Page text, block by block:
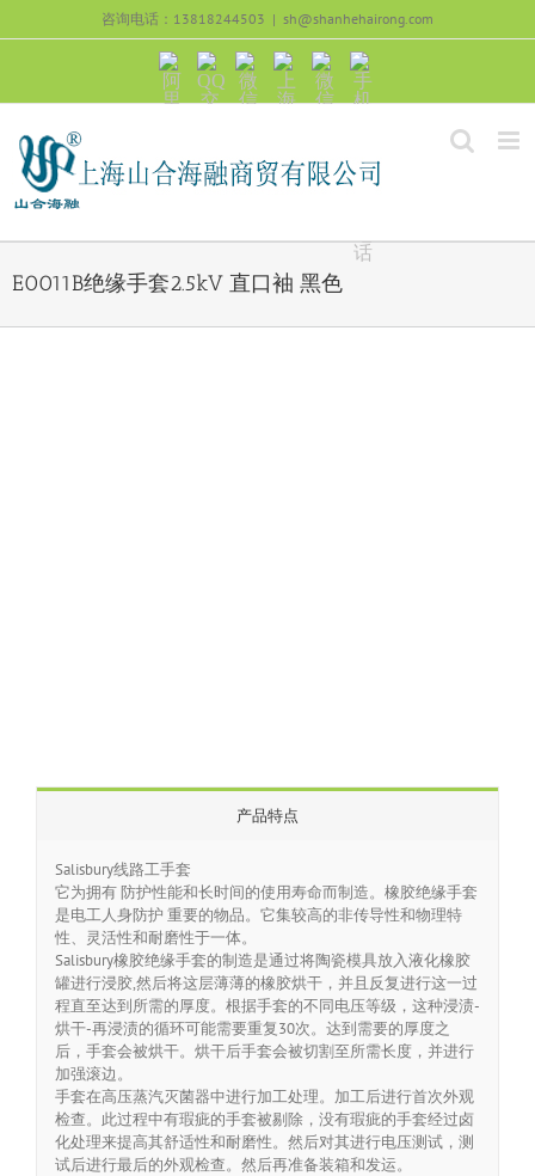
咨询电话：13818244503 | sh@shanhehairong.com
阿
里
通
QQ
交
微
信
shanhehairong
上
海
融
微
微
信
手
机
接
拨
话
E0011B绝缘手套2.5kV 直口袖 黑色
产品特点
Salisbury线路工手套
它为拥有 防护性能和长时间的使用寿命而制造。橡胶绝缘手套
是电工人身防护 重要的物品。它集较高的非传导性和物理特
性、灵活性和耐磨性于一体。
Salisbury橡胶绝缘手套的制造是通过将陶瓷模具放入液化橡胶
罐进行浸胶,然后将这层薄薄的橡胶烘干，并且反复进行这一过
程直至达到所需的厚度。根据手套的不同电压等级，这种浸渍-
烘干-再浸渍的循环可能需要重复30次。达到需要的厚度之
后，手套会被烘干。烘干后手套会被切割至所需长度，并进行
加强滚边。
手套在高压蒸汽灭菌器中进行加工处理。加工后进行首次外观
检查。此过程中有瑕疵的手套被剔除，没有瑕疵的手套经过卤
化处理来提高其舒适性和耐磨性。然后对其进行电压测试，测
试后进行最后的外观检查。然后再准备装箱和发运。